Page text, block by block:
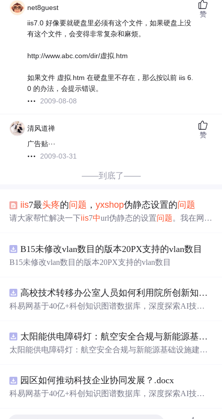
net8guest
iis7.0 好像要就硬盘里必须有这个文件，如果硬盘上没
有这个文件，会变得非常复杂和麻烦。
http://www.abc.com/dir/虚拟.htm
如果文件 虚拟.htm 在硬盘里不存在，那么按以前 iis 6.
0 的办法，会提示错误。
2009-08-08
赞
清风道禅
广告贴···
2009-03-31
赞
——到底了——
iis7最头疼的问题 ，yxshop伪静态设置的问题
请大家帮忙解决一下iis7中url伪静态的设置问题。我在网上
是：在iis7上配置好了，config里面也配置好了。可是当输
入.html的页面时仍旧报错。具体的错误是：无法找到，已
B15未修改vlan数目的版本20PX支持的vlan数目
B15未修改vlan数目的版本20PX支持的vlan数目
高校技术转移办公室人员如何利用院所创新知识图谱发现技术转化瓶颈？.docx
科易网基于40亿+科创知识图谱数据库，深度探索AI技术
新领域的AI+数智化解决方案，推动科技创新与产业创新
智能化发展。
太阳能供电障碍灯：航空安全合规与新能源基础设施建设驱动的离网照明市场.docx
太阳能供电障碍灯：航空安全合规与新能源基础设施建设
园区如何推动科技企业协同发展？.docx
科易网基于40亿+科创知识图谱数据库，深度探索AI技术